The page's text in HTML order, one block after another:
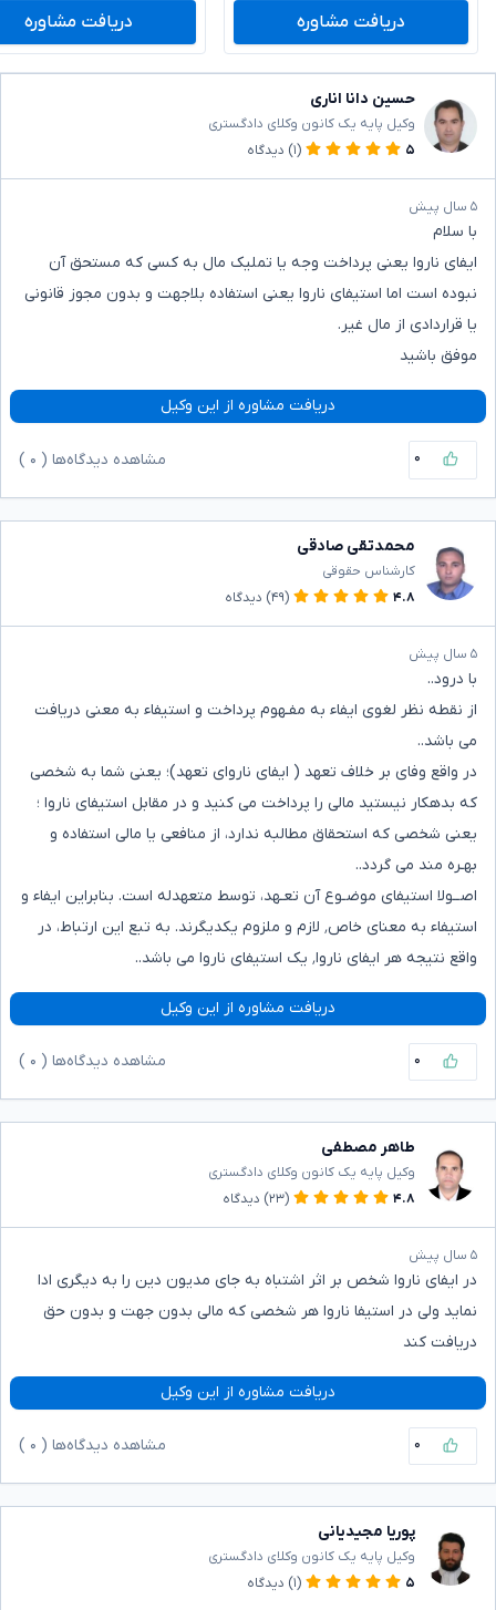
دریافت مشاوره دریافت مشاوره
حسین دانا اناری
وکیل پایه یک کانون وکلای دادگستری
۵
(۱) دیدگاه
۵ سال پیش
با سلام
ایفای ناروا یعنی پرداخت وجه یا تملیک مال به کسی که مستحق آن
نبوده است اما استیفای ناروا یعنی استفاده بلاجهت و بدون مجوز قانونی
یا قراردادی از مال غیر.
موفق باشید
دریافت مشاوره از این وکیل
۰ مشاهده دیدگاه‌ها ( ۰
محمدتقی صادقی
کارشناس حقوقی
۴.۸
(۴۹) دیدگاه
۵ سال پیش
با درود..
‫از نقطه نظر لغوی ایفاء به مفـهوم پرداخت و استیفاء به معنی دریافت
می باشد..
در واقع وفای بر خلاف تعهد ( ایفای ناروای تعهد)؛ یعنی شما به شخصی
که بدهکار نیستید مالی را پرداخت می کنید و در مقابل استیفای ناروا ؛
یعنی شخصی که استحقاق مطالبه ندارد، از منافعی یا مالی استفاده و
بهـره مند می گردد..
اصــولا استیفای موضـوع آن تعـهد، توسط متعهدله است. بنابراین ایفاء و
استیفاء به معنای خاص٬ لازم و ملزوم یکدیگرند. به تبع این ارتباط، در
واقع نتیجه هر ایفای ناروا٬ یک استیفای ناروا می باشد..
دریافت مشاوره از این وکیل
۰ مشاهده دیدگاه‌ها ( ۰
طاهر مصطفی
وکیل پایه یک کانون وکلای دادگستری
۴.۸
(۲۳) دیدگاه
۵ سال پیش
در ایفای ناروا شخص بر اثر اشتباه به جای مدیون دین را به دیگری ادا
نماید ولی در استیفا ناروا هر شخصی که مالی بدون جهت و بدون حق
دریافت کند
دریافت مشاوره از این وکیل
۰ مشاهده دیدگاه‌ها ( ۰
پوریا مجیدیانی
وکیل پایه یک کانون وکلای دادگستری
۵
(۱) دیدگاه